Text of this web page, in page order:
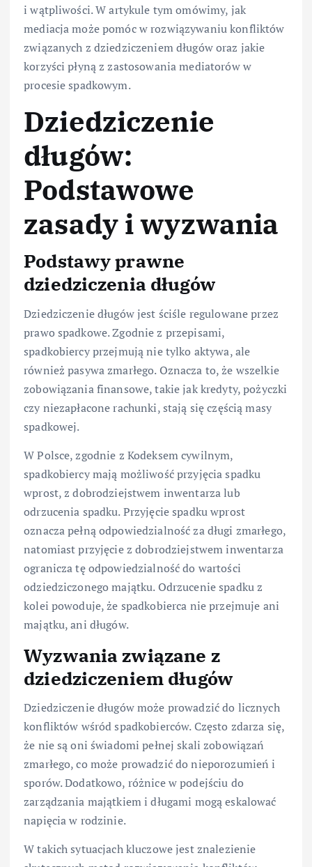
i wątpliwości. W artykule tym omówimy, jak
mediacja może pomóc w rozwiązywaniu konfliktów
związanych z dziedziczeniem długów oraz jakie
korzyści płyną z zastosowania mediatorów w
procesie spadkowym.
Dziedziczenie
długów:
Podstawowe
zasady i wyzwania
Podstawy prawne
dziedziczenia długów
Dziedziczenie długów jest ściśle regulowane przez
prawo spadkowe. Zgodnie z przepisami,
spadkobiercy przejmują nie tylko aktywa, ale
również pasywa zmarłego. Oznacza to, że wszelkie
zobowiązania finansowe, takie jak kredyty, pożyczki
czy niezapłacone rachunki, stają się częścią masy
spadkowej.
W Polsce, zgodnie z Kodeksem cywilnym,
spadkobiercy mają możliwość przyjęcia spadku
wprost, z dobrodziejstwem inwentarza lub
odrzucenia spadku. Przyjęcie spadku wprost
oznacza pełną odpowiedzialność za długi zmarłego,
natomiast przyjęcie z dobrodziejstwem inwentarza
ogranicza tę odpowiedzialność do wartości
odziedziczonego majątku. Odrzucenie spadku z
kolei powoduje, że spadkobierca nie przejmuje ani
majątku, ani długów.
Wyzwania związane z
dziedziczeniem długów
Dziedziczenie długów może prowadzić do licznych
konfliktów wśród spadkobierców. Często zdarza się,
że nie są oni świadomi pełnej skali zobowiązań
zmarłego, co może prowadzić do nieporozumień i
sporów. Dodatkowo, różnice w podejściu do
zarządzania majątkiem i długami mogą eskalować
napięcia w rodzinie.
W takich sytuacjach kluczowe jest znalezienie